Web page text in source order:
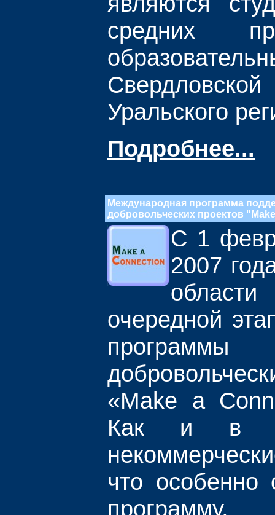
средних
Уральского
Подробнее...
Международная программа
добровольческих проектов
С 1
2007
очередной
«Make a
Как и в
что особенно
программу,